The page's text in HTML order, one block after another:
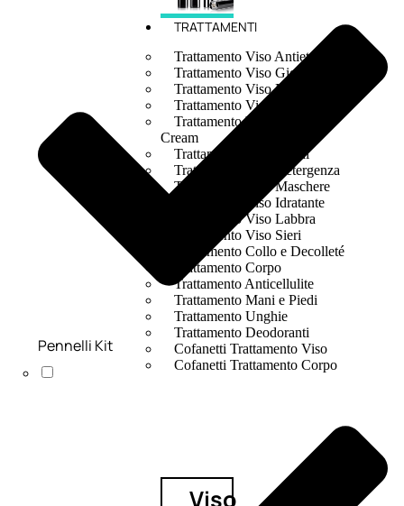
TRATTAMENTI
Trattamento Viso Antieta
Trattamento Viso Giorno
Trattamento Viso Notte
Trattamento Viso 24 Ore
Trattamento Viso Bb E Cc
Cream
Trattamento Viso Occhi
Trattamento Viso Detergenza
Trattamento Viso Maschere
Trattamento Viso Idratante
Trattamento Viso Labbra
Trattamento Viso Sieri
Trattamento Collo e Decolleté
Trattamento Corpo
Trattamento Anticellulite
Trattamento Mani e Piedi
Trattamento Unghie
Trattamento Deodoranti
Cofanetti Trattamento Viso
Cofanetti Trattamento Corpo
Viso
Pennelli Kit